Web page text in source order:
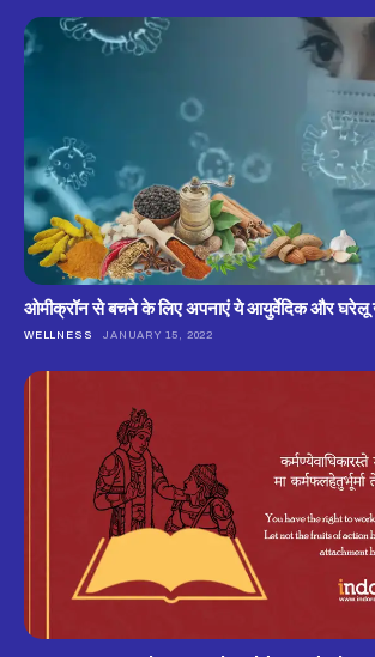
ओमीक्रॉन से बचने के लिए अपनाएं ये आयुर्वेदिक और घरेलू
WELLNESS JANUARY 15, 2022